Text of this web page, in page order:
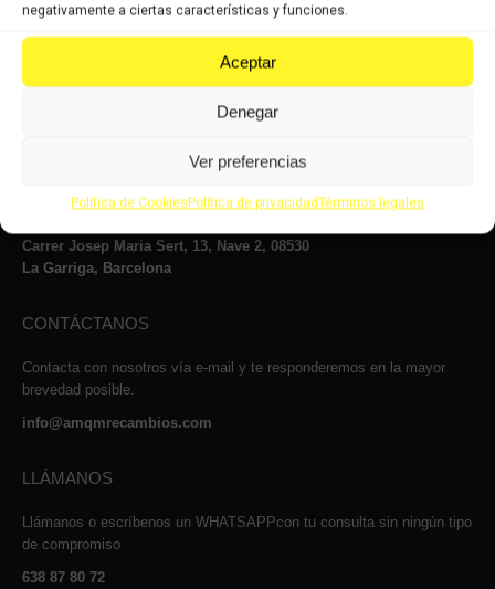
negativamente a ciertas características y funciones.
Aceptar
Denegar
Ver preferencias
Política de CookiesPolítica de privacidadTérminos legales
Le atenderemos con mucho gusto dentro de nuestro horario: de lunes
de 15:00 a 16:00 y los sábados de 9:00 a 13:00h.
Carrer Josep Maria Sert, 13, Nave 2, 08530
La Garriga, Barcelona
CONTÁCTANOS
Contacta con nosotros vía e-mail y te responderemos en la mayor
brevedad posible.
info@amqmrecambios.com
LLÁMANOS
Llámanos o escríbenos un WHATSAPPcon tu consulta sin ningún tipo
de compromiso
638 87 80 72